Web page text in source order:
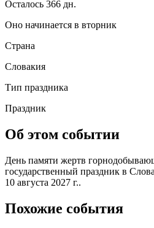
Осталось 366 дн.
Оно начинается в вторник
Страна
Словакия
Тип праздника
Праздник
Об этом событии
День памяти жертв
государственный праздник в
10 августа 2027 г..
Похожие события